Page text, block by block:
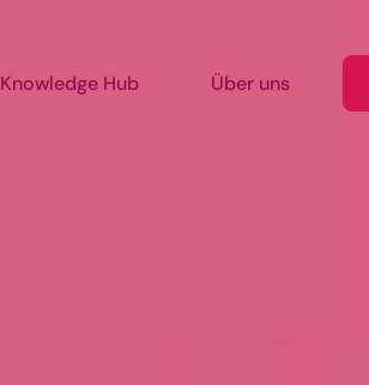
Knowledge Hub Über uns